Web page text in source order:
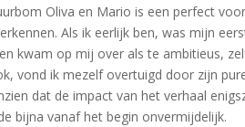
Oliva en Mario is een perfect
Als ik eerlijk ben, was mijn
kwam op mij over als te ambitieus,
vond ik mezelf overtuigd door zijn
dat de impact van het verhaal
bijna vanaf het begin onvermijdelijk.